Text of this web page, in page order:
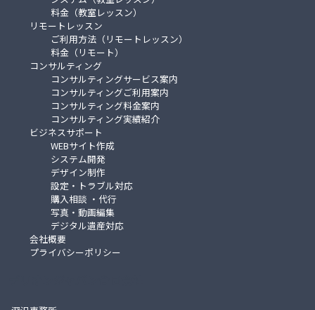
料金（教室レッスン）
リモートレッスン
ご利用方法（リモートレッスン）
料金（リモート）
コンサルティング
コンサルティングサービス案内
コンサルティングご利用案内
コンサルティング料金案内
コンサルティング実績紹介
ビジネスサポート
WEBサイト作成
システム開発
デザイン制作
設定・トラブル対応
購入相談 ・代行
写真・動画編集
デジタル遺産対応
会社概要
プライバシーポリシー